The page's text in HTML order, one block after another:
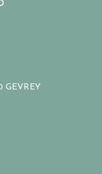
GEVREY